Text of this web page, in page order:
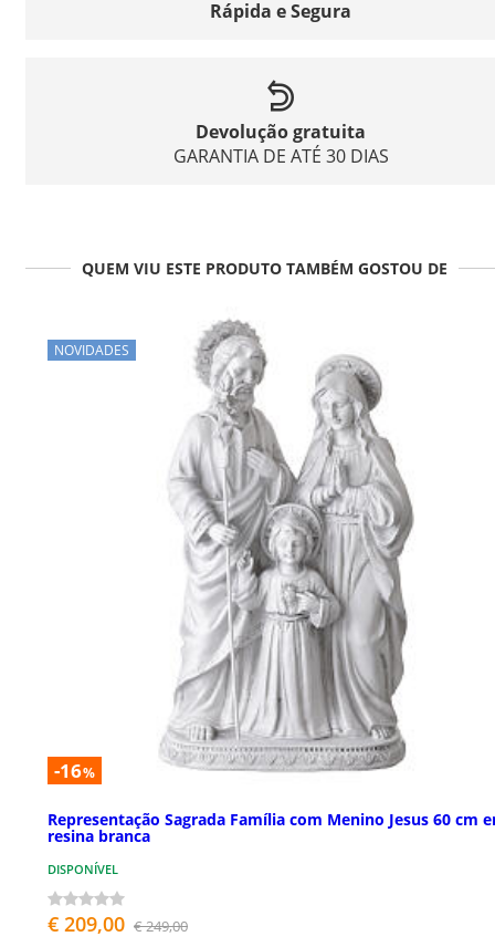
Rápida e Segura
Devolução gratuita
GARANTIA DE ATÉ 30 DIAS
QUEM VIU ESTE PRODUTO TAMBÉM GOSTOU DE
NOVIDADES
-16%
Representação Sagrada Família com Menino Jesus 60 cm
resina branca
DISPONÍVEL
€ 209,00 € 249,00